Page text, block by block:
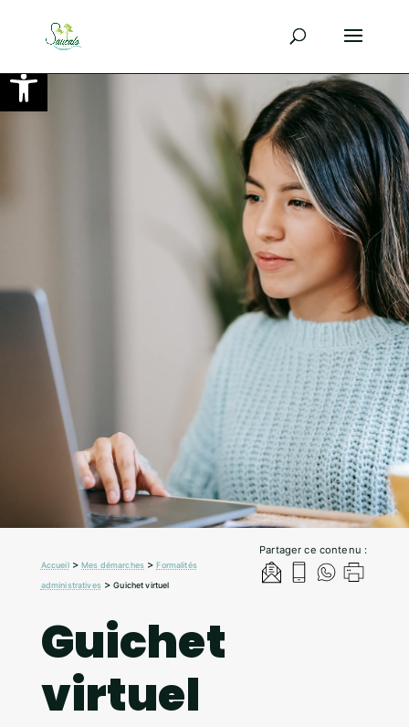
Ouvrir la barre d’outils
Partager ce contenu :
Accueil>Mes démarches >Formalités
administratives>Guichet virtuel
Guichet
virtuel